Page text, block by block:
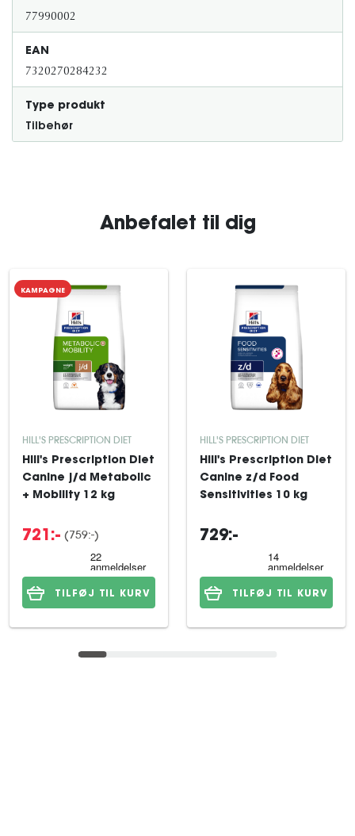
77990002
EAN
7320270284232
Type produkt
Tilbehør
Anbefalet til dig
KAMPAGNE
HILL'S PRESCRIPTION DIET
Hill's Prescription Diet
Canine j/d Metabolic
+ Mobility 12 kg
721:- (759:-)
TILFØJ TIL KURV
HILL'S PRESCRIPTION DIET
Hill's Prescription Diet
Canine z/d Food
Sensitivities 10 kg
729:-
TILFØJ TIL KURV